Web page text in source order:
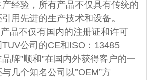
经验，所有产品不仅具有传统的
用先进的生产技术和设备。
品不仅有国内的注册证和许可
公司的CE和ISO：13485
牌”顺和”在国内外获得客户的一
几个知名公司以”OEM”方